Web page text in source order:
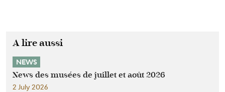
A lire aussi
NEWS
News des musées de juillet et août 2026
2 July 2026